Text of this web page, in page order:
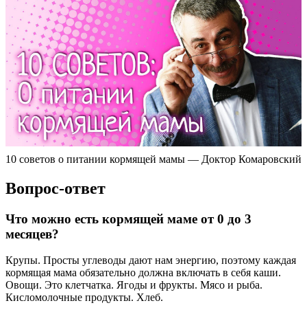
10 советов о питании кормящей мамы — Доктор Комаровский
Вопрос-ответ
Что можно есть кормящей маме от 0 до 3
месяцев?
Крупы. Просты углеводы дают нам энергию, поэтому каждая
кормящая мама обязательно должна включать в себя каши.
Овощи. Это клетчатка. Ягоды и фрукты. Мясо и рыба.
Кисломолочные продукты. Хлеб.